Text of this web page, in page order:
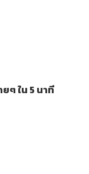
ๆ ใน 5 นาที